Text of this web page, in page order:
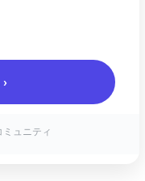
ミュニティ